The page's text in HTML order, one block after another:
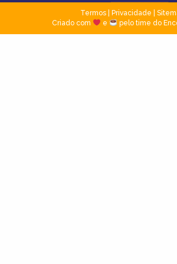
Termos| Privacidade
Criado com
e pelo time do